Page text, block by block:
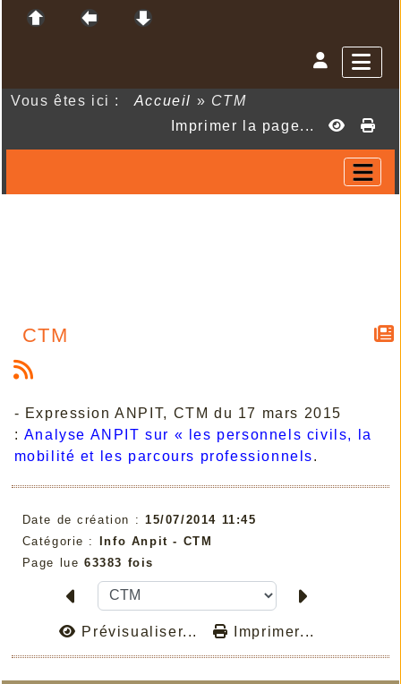
Vous êtes ici : Accueil » CTM
Imprimer la page...
CTM
- Expression ANPIT, CTM du 17 mars 2015
: Analyse ANPIT sur « les personnels civils, la
mobilité et les parcours professionnels.
Date de création : 15/07/2014 11:45
Catégorie : Info Anpit - CTM
Page lue 63383 fois
Prévisualiser... Imprimer...